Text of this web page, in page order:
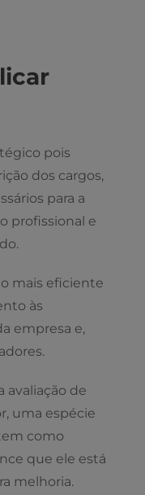
pois
dos cargos,
para a
profissional e
o mais eficiente
às
empresa e,
avaliação de
uma espécie
como
que ele está
melhoria.